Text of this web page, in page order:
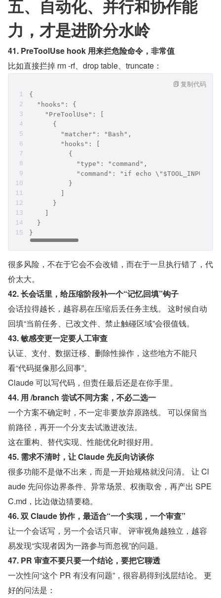
五、自动化、并行和协作能
力，才是进阶分水岭
41. PreToolUse hook 用来拦危险命令，非常值
比如直接拦掉 rm -rf、drop table、truncate：
{
  "hooks": {
    "PreToolUse": [
      {
        "matcher": "Bash",
        "hooks": [
          {
            "type": "command",
"command": "if echo \"$TOOL_INPUT\"
          }
      }
  }
}
复制代码
很多风险，不在于它会不会改错，而在于一旦执行错了，代
价太大。
42. 长会话里，给压缩阶段补一个“记忆回填”钩子
会话拉得越长，越容易在压缩后丢任务主线。 这时候自动
回填“当前任务、已改文件、禁止触碰区域”会很值钱。
43. 敏感变更一定要人工审查
认证、支付、数据迁移、删除性操作，这些地方不能只
看“代码挺像那么回事”。
Claude 可以写代码，但责任最后还是在你手里。
44. 用 /branch 尝试不同方案，不必二选一
一个方案不确定时，不一定非要放弃原路线。 可以保留当
前路径，再开一个分支去试激进改法。
这在重构、替代实现、性能优化时很好用。
45. 需求不清时，让 Claude 先反向访谈你
很多功能不是做不出来，而是一开始规格就没问清。 让 Cl
aude 先问你边界条件、异常场景、权衡取舍，再产出 SPE
C.md，比边做边猜要稳。
46. 双 Claude 协作，最适合“一个实现，一个审查”
让一个会话写，另一个会话只审。 评审视角越独立，越容
易发现“实现者因为一路参与而忽视”的问题。
47. PR 审查不要只要一个结论，要把它聊透
一次性问“这个 PR 有没有问题”，很容易得到浅层结论。 更
好的问法是：